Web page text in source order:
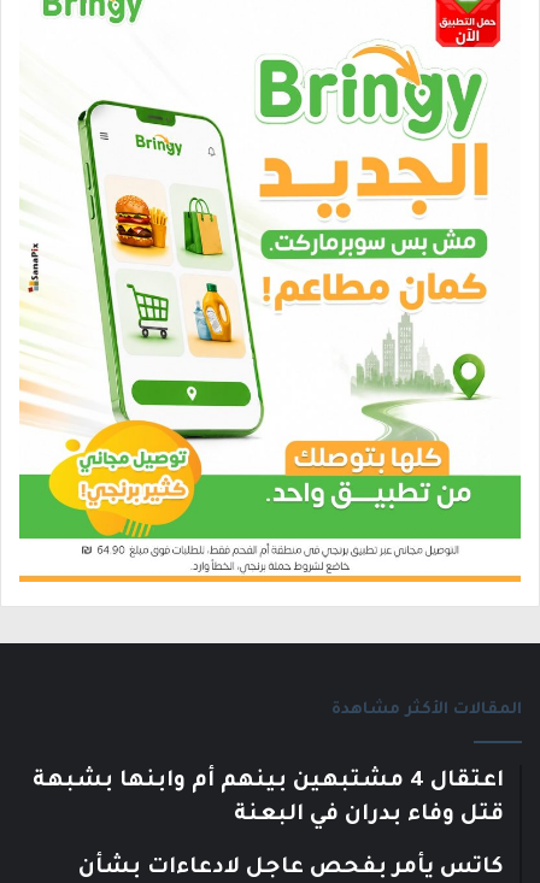
المقالات الأكثر مشاهدة
اعتقال 4 مشتبهين بينهم أم وابنها بشبهة
قتل وفاء بدران في البعنة
كاتس يأمر بفحص عاجل لادعاءات بشأن